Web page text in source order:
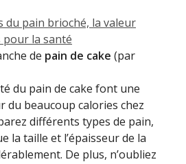
du pain brioché, la valeur
la santé
de pain de cake (par
du pain de cake font une
du beaucoup calories chez
différents types de pain,
la taille et l’épaisseur de la
De plus, n’oubliez